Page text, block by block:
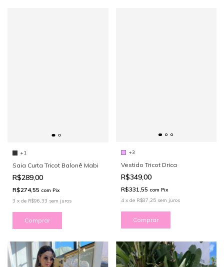
+1
Saia Curta Tricot Balonê Mabi
R$289,00
R$274,55 com Pix
3 x de R$96,33 sem juros
Comprar
+3
Vestido Tricot Drica
R$349,00
R$331,55 com Pix
4 x de R$87,25 sem juros
Comprar